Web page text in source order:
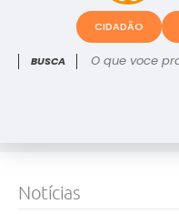
O que voce procura?
CIDADÃO
Notícias